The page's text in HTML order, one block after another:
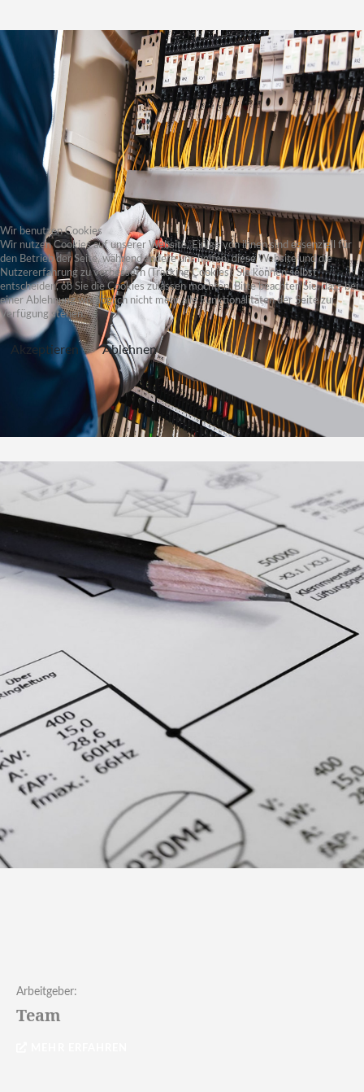
Arbeitgeber:
Team
Wir benutzen Cookies
Wir nutzen Cookies auf unserer Website. Einige von ihnen sind essenziell für
den Betrieb der Seite, während andere uns helfen, diese Website und die
Nutzererfahrung zu verbessern (Tracking Cookies). Sie können selbst
entscheiden, ob Sie die Cookies zulassen möchten. Bitte beachten Sie, dass bei
einer Ablehnung womöglich nicht mehr alle Funktionalitäten der Seite zur
Verfügung stehen.
Akzeptieren Ablehnen